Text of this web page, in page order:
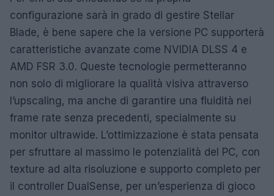
configurazione sarà in grado di gestire Stellar
Blade, è bene sapere che la versione PC supporterà
caratteristiche avanzate come NVIDIA DLSS 4 e
AMD FSR 3.0. Queste tecnologie permetteranno
non solo di migliorare la qualità visiva attraverso
l’upscaling, ma anche di garantire una fluidità nei
frame rate senza precedenti, specialmente su
monitor ultrawide. L’ottimizzazione è stata pensata
per sfruttare al massimo le potenzialità del PC, con
texture ad alta risoluzione e supporto completo per
il controller DualSense, per un’esperienza di gioco